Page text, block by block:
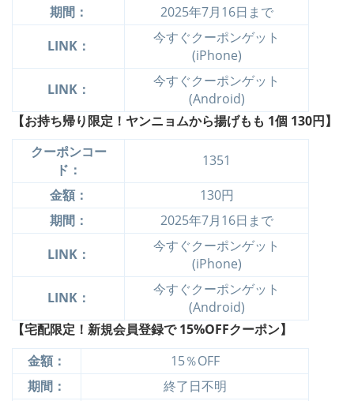
期間：
2025年7月16日まで
LINK：
今すぐクーポンゲット
(iPhone)
LINK：
今すぐクーポンゲット
(Android)
【お持ち帰り限定！ヤンニョムから揚げもも 1個 130円】
クーポンコー
ド：
1351
金額：
130円
期間：
2025年7月16日まで
LINK：
今すぐクーポンゲット
(iPhone)
LINK：
今すぐクーポンゲット
(Android)
【宅配限定！新規会員登録で 15%OFFクーポン】
金額：
15％OFF
期間：
終了日不明